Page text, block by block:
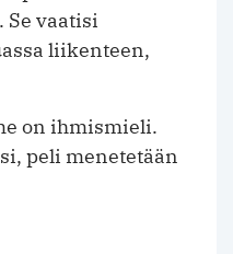
Se vaatisi
liikenteen,
on ihmismieli.
peli menetetään